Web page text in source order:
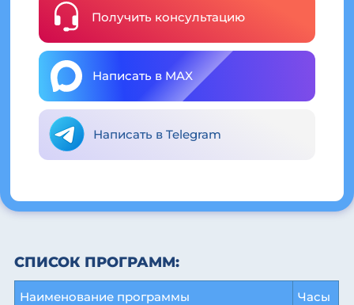
Получить консультацию
Написать в MAX
Написать в Telegram
СПИСОК ПРОГРАММ:
Наименование программы Часы